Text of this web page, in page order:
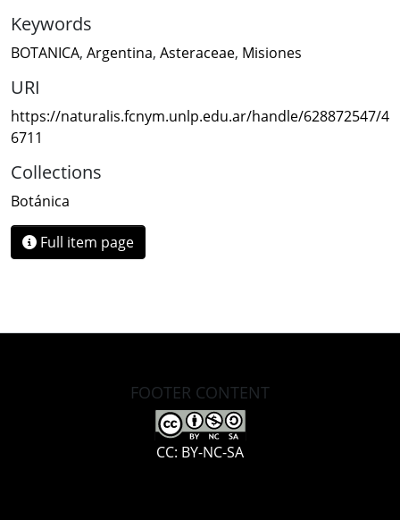
Keywords
BOTANICA, Argentina, Asteraceae, Misiones
URI
https://naturalis.fcnym.unlp.edu.ar/handle/628872547/4
6711
Collections
Botánica
Full item page
FOOTER CONTENT
CC: BY-NC-SA